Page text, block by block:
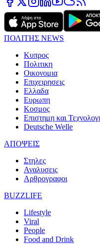
ΠΟΛΙΤΗΣ NEWS
Κυπρος
Πολιτικη
Οικονομια
Επιχειρησεις
Ελλαδα
Ευρωπη
Κοσμος
Επιστημη και
Deutsche Welle
ΑΠΟΨΕΙΣ
Στηλες
Αναλυσεις
Αρθρογραφοι
BUZZLIFE
Lifestyle
Viral
People
Food and Drink